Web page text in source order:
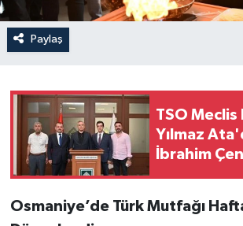
Paylaş
TSO Meclis
Yılmaz
İbrahim
Osmaniye’de Türk Mutfağı